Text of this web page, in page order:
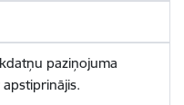
paziņojuma